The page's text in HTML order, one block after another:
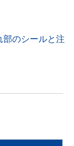
部のシールと注